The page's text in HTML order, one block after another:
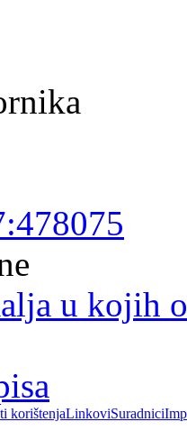
u kojih
korištenjaLinkoviSuradnici